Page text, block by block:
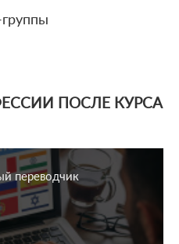
ПОСЛЕ КУРСА
переводчик